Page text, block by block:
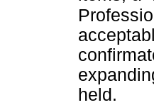
held.